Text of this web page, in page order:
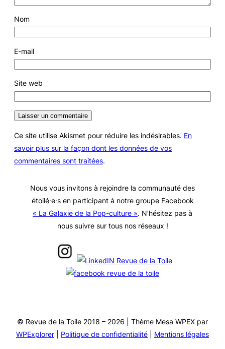
Nom
E-mail
Site web
Ce site utilise Akismet pour réduire les indésirables. En
savoir plus sur la façon dont les données de vos
commentaires sont traitées.
Nous vous invitons à rejoindre la communauté des
étoilé·e·s en participant à notre groupe Facebook
« La Galaxie de la Pop-culture ». N’hésitez pas à
nous suivre sur tous nos réseaux !
© Revue de la Toile 2018 – 2026 | Thème Mesa WPEX par
WPExplorer
Politique de confidentialité Mentions légales